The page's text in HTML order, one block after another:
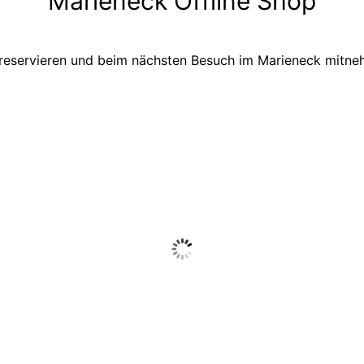
und beim nächsten Besuch im Marieneck